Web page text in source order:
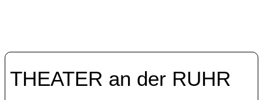
THEATER an der RUHR